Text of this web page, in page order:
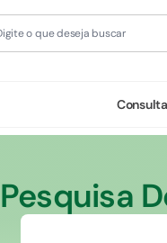
Pesquisa